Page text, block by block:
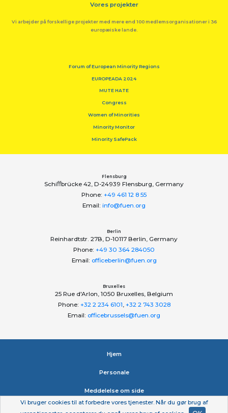
Vores projekter
Vi arbejder på forskellige projekter med mere end 100 medlemsorganisationer i 36
europæiske lande.
Forum of European Minority Regions
EUROPEADA 2024
MUTE HATE
Congress
Women of Minorities
Minority Monitor
Minority SafePack
Flensburg
Schiﬀbrücke 42, D-24939 Flensburg, Germany
Phone: +49 461 12 8 55
Email: info@fuen.org
Berlin
Reinhardtstr. 27B, D-10117 Berlin, Germany
Phone: +49 30 364 284050
Email: officeberlin@fuen.org
Bruxelles
25 Rue d'Arlon, 1050 Bruxelles, Belgium
Phone: +32 2 234 6101 +32 2 743 3028
Email: officebrussels@fuen.org
Hjem
Personale
Meddelelse om side
Vi bruger cookies til at forbedre vores tjenester. Når du gør brug af